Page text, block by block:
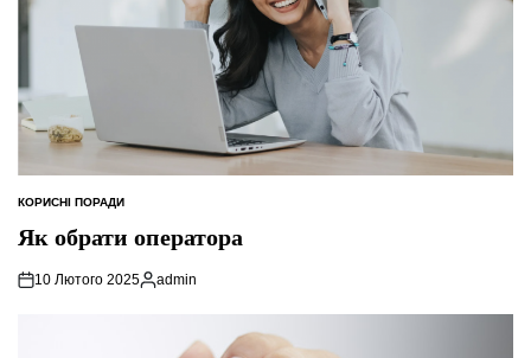
ОПУБЛІКУВАТИ
КОРИСНІ ПОРАДИ
Як обрати оператора
10 Лютого 2025
Опубліковано
admin